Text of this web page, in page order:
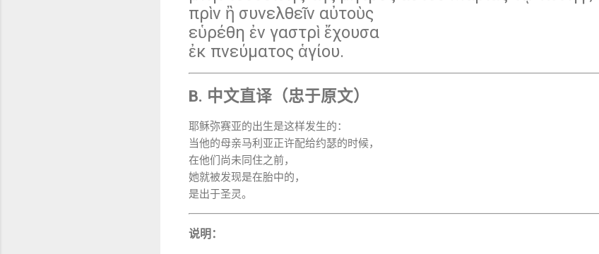
πρὶν ἢ συνελθεῖν αὐτοὺς
εὑρέθη ἐν γαστρὶ ἔχουσα
ἐκ πνεύματος ἁγίου.
B. 中文直译（忠于原文）
耶稣弥赛亚的出生是这样发生的：
当他的母亲马利亚正许配给约瑟的时候，
在他们尚未同住之前，
她就被发现是在胎中的，
是出于圣灵。
说明：